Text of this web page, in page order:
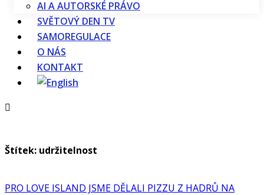
AI A AUTORSKÉ PRÁVO
SVĚTOVÝ DEN TV
SAMOREGULACE
O NÁS
KONTAKT
Štítek: udržitelnost
PRO LOVE ISLAND JSME DĚLALI PIZZU Z HADRŮ NA